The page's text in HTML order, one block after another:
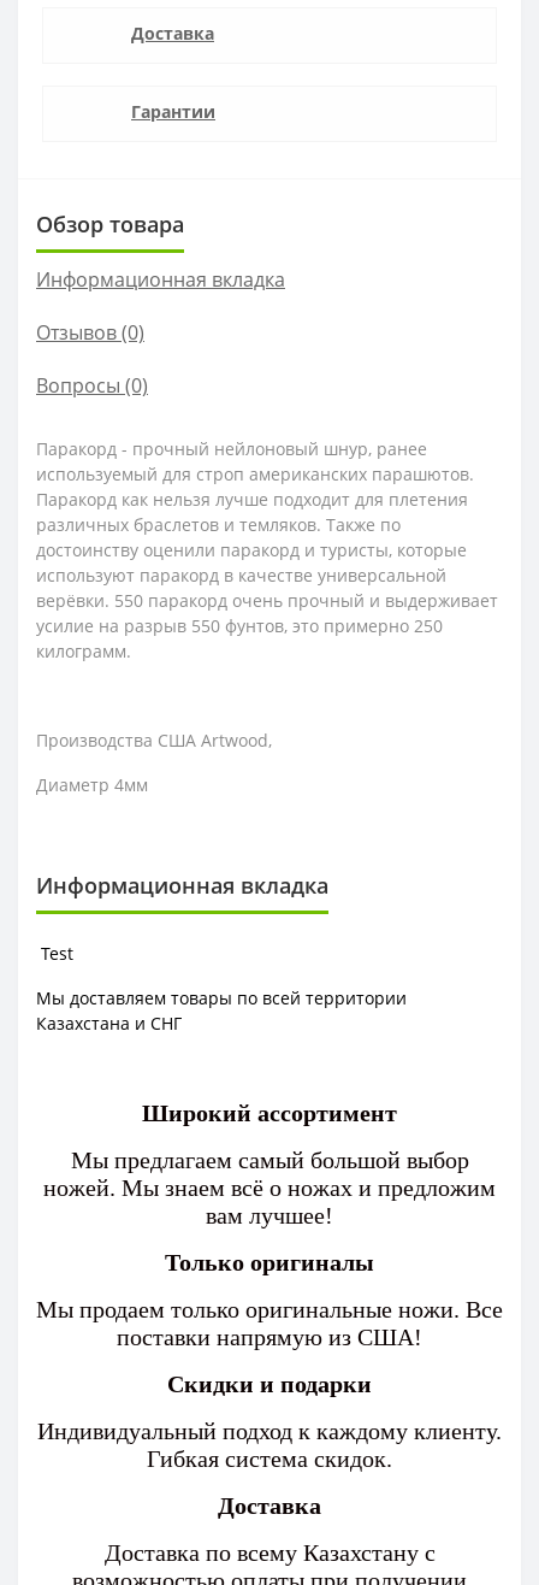
Доставка
Гарантии
Обзор товара
Информационная вкладка
Отзывов (0)
Вопросы (0)
Паракорд - прочный нейлоновый шнур, ранее
используемый для строп американских парашютов.
Паракорд как нельзя лучше подходит для плетения
различных браслетов и темляков. Также по
достоинству оценили паракорд и туристы, которые
используют паракорд в качестве универсальной
верёвки. 550 паракорд очень прочный и выдерживает
усилие на разрыв 550 фунтов, это примерно 250
килограмм.
Производства США Artwood,
Диаметр 4мм
Информационная вкладка
Test
Мы доставляем товары по всей территории
Казахстана и СНГ
Широкий ассортимент
Мы предлагаем самый большой выбор
ножей. Мы знаем всё о ножах и предложим
вам лучшее!
Только оригиналы
Мы продаем только оригинальные ножи. Все
поставки напрямую из США!
Скидки и подарки
Индивидуальный подход к каждому клиенту.
Гибкая система скидок.
Доставка
Доставка по всему Казахстану с